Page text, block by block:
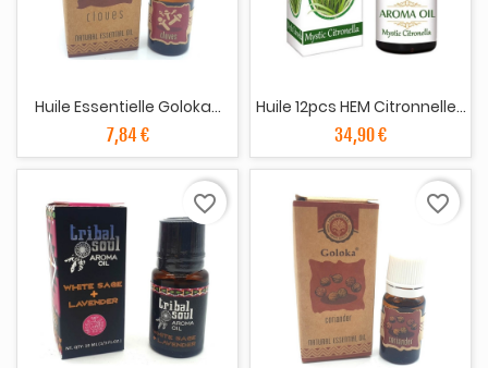
Huile Essentielle Goloka...
7,84 €
Huile 12pcs HEM Citronnelle...
34,90 €
favorite_border favorite_border